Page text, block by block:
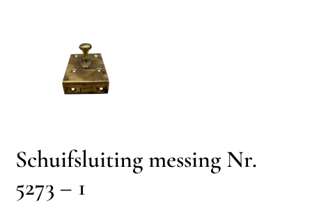
Schuifsluiting messing Nr.
5273 – 1